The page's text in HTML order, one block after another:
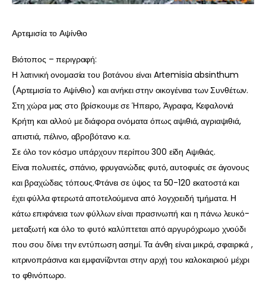
Αρτεμισία το Αψίνθιο
Βιότοπος – περιγραφή:
Η λατινική ονομασία του βοτάνου είναι Artemisia absinthum
(Αρτεμισία το Αψίνθιο) και ανήκει στην οικογένεια των Συνθέτων.
Στη χώρα μας στο βρίσκουμε σε Ήπειρο, Άγραφα, Κεφαλονιά
Κρήτη και αλλού με διάφορα ονόματα όπως αψιθιά, αγριαψιθιά,
απιστιά, πέλινο, αβροβότανο κ.α.
Σε όλο τον κόσμο υπάρχουν περίπου 300 είδη Αψιθιάς.
Είναι πολυετές, σπάνιο, φρυγανώδες φυτό, αυτοφυές σε άγονους
και βραχώδεις τόπους.Φτάνει σε ύψος τα 50-120 εκατοστά και
έχει φύλλα φτερωτά αποτελούμενα από λογχοειδή τμήματα. Η
κάτω επιφάνεια των φύλλων είναι πρασινωπή και η πάνω λευκό-
μεταξωτή και όλο το φυτό καλύπτεται από αργυρόχρωμο χνούδι
που σου δίνει την εντύπωση ασημί. Τα άνθη είναι μικρά, σφαιρικά ,
κιτρινοπράσινα και εμφανίζονται στην αρχή του καλοκαιριού μέχρι
το φθινόπωρο.